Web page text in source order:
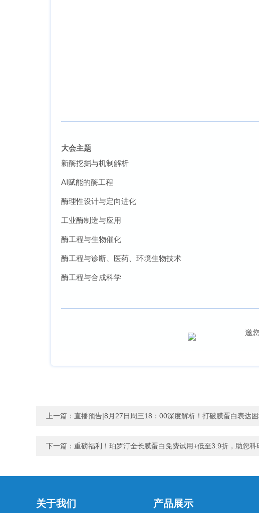
大会主题
新酶挖掘与机制解析
AI赋能的酶工程
酶理性设计与定向进化
工业酶制造与应用
酶工程与生物催化
酶工程与诊断、医药、环境生物技术
酶工程与合成科学
上一篇： 直播预告|8月27日周三18：00深度解析！打破膜蛋白表达困
下一篇： 重磅福利！珀罗汀全长膜蛋白免费试用+低至3.9折，助您科
关于我们 产品展示